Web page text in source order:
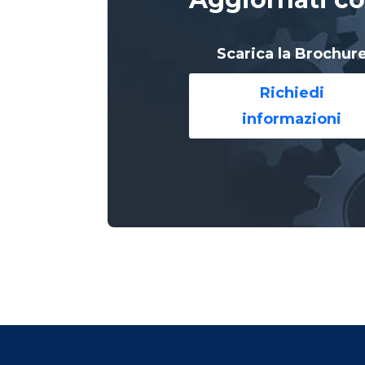
Scarica la
Richiedi
informazioni